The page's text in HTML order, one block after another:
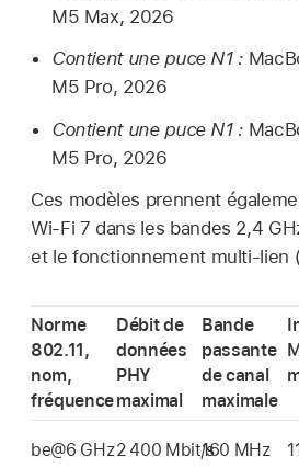
M5 Max, 2026
Contient une puce N1 :
M5 Pro, 2026
Contient une puce N1 :
M5 Pro, 2026
Ces modèles prennent
Wi-Fi 7 dans les bandes 2,4
et le fonctionnement multi-lien
Norme
802.11,
nom,
fréquence
Débit de
données
PHY
maximal
Bande
passante
de canal
maximale
be@6 GHz2 400 Mbit/s160 MHz